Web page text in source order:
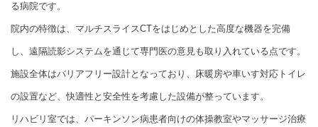
る病院です。
院内の特徴は、マルチスライスCTをはじめとした高度な機器を完備
し、遠隔読影システムを通じて専門医の意見も取り入れている点です。
施設全体はバリアフリー設計となっており、床暖房や車いす対応トイレ
の設置など、快適性と安全性を考慮した設備が整っています。
リハビリ室では、パーキンソン病患者向けの体操教室やマッサージ治療